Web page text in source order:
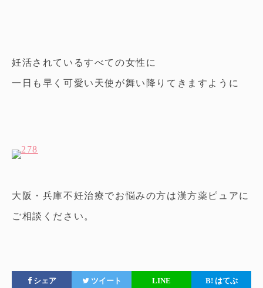
妊活されているすべての女性に
一日も早く可愛い天使が舞い降りてきますように
大阪・兵庫不妊治療でお悩みの方は漢方薬ピュアに
ご相談ください。
シェア ツイート LINE B! はてぶ